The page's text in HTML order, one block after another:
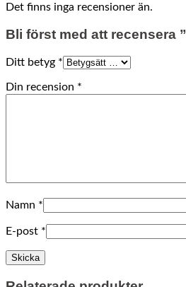
Det finns inga recensioner än.
Bli först med att recensera
Ditt betyg *
Din recension *
Namn *
E-post *